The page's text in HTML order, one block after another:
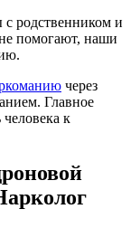
с родственником и
помогают, наши
через
Главное
к